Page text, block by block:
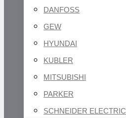
DANFOSS
GEW
HYUNDAI
KUBLER
MITSUBISHI
PARKER
SCHNEIDER ELECTRIC